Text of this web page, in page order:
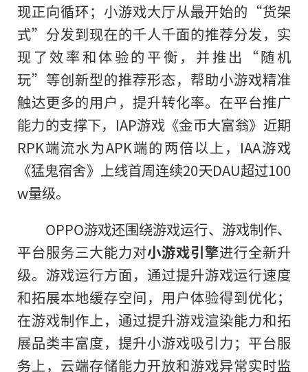
现正向循环；小游戏大厅从最开始的“货架
式”分发到现在的千人千面的推荐分发，实
现了效率和体验的 平衡，并推出“随机
玩”等创新型的推荐形态，帮助小游戏精准
触达更多的用户，提升转化率。在平台推广
能力的支撑下，IAP游戏《金币大富翁》 近期
RPK端流水为APK端的两倍以上，IAA游戏
《猛鬼宿舍》上线首周连续20天DAU超过100
w量级。
OPPO游戏还围绕游戏运行、游戏制作、
平台服务三大能力对小游戏引擎进行全新升
级。游戏运行方面，通过提升游戏运行速度
和拓展本地缓存空间，用户体验得到优化；
在游戏制作上，通过提升游戏渲染能力和拓
展品类丰富度，提升小游戏吸引力； 平台服
务上，云端存储能力开放和游戏异常实时监